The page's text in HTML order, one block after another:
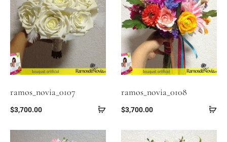
ramos_novia_0107
$3,700.00
ramos_novia_0108
$3,700.00